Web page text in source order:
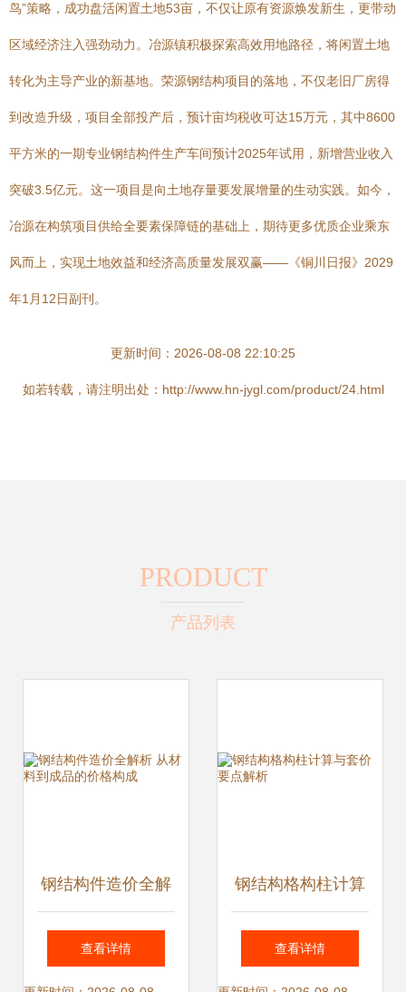
鸟”策略，成功盘活闲置土地53亩，不仅让原有资源焕发新生，更带动
区域经济注入强劲动力。冶源镇积极探索高效用地路径，将闲置土地
转化为主导产业的新基地。荣源钢结构项目的落地，不仅老旧厂房得
到改造升级，项目全部投产后，预计亩均税收可达15万元，其中8600
平方米的一期专业钢结构件生产车间预计2025年试用，新增营业收入
突破3.5亿元。这一项目是向土地存量要发展增量的生动实践。如今，
冶源在构筑项目供给全要素保障链的基础上，期待更多优质企业乘东
风而上，实现土地效益和经济高质量发展双赢——《铜川日报》2029
年1月12日副刊。
更新时间：2026-08-08 22:10:25
如若转载，请注明出处：http://www.hn-jygl.com/product/24.html
PRODUCT
产品列表
钢结构件造价全解
析 从材料到成品的
查看详情
钢结构格构柱计算
与套价要点解析
查看详情